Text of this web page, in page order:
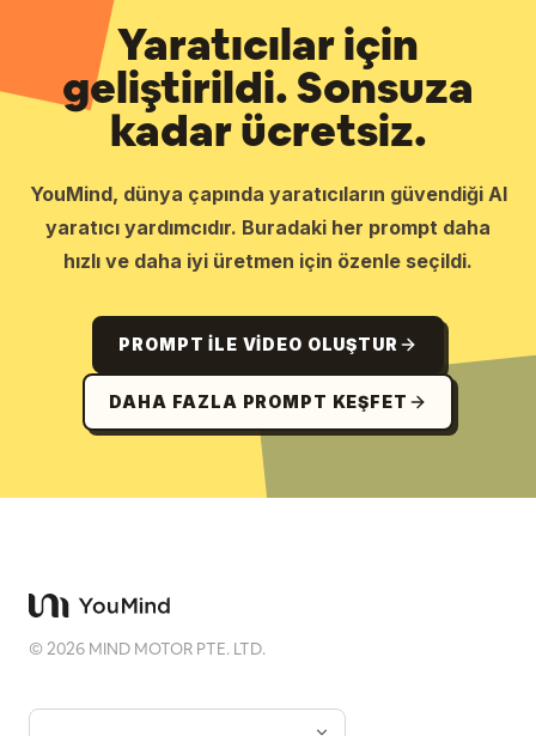
Yaratıcılar için
geliştirildi. Sonsuza
kadar ücretsiz.
YouMind, dünya çapında yaratıcıların güvendiği AI
yaratıcı yardımcıdır. Buradaki her prompt daha
hızlı ve daha iyi üretmen için özenle seçildi.
PROMPT ILE VIDEO OLUŞTUR
DAHA FAZLA PROMPT KEŞFET
©2026 MIND MOTOR PTE. LTD.